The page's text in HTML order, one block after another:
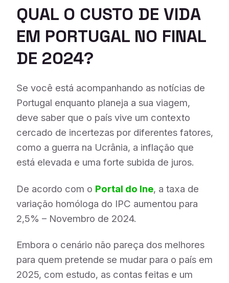
QUAL O CUSTO DE VIDA
EM PORTUGAL NO FINAL
DE 2024?
Se você está acompanhando as notícias de
Portugal enquanto planeja a sua viagem,
deve saber que o país vive um contexto
cercado de incertezas por diferentes fatores,
como a guerra na Ucrânia, a inflação que
está elevada e uma forte subida de juros.
De acordo com o Portal do Ine, a taxa de
variação homóloga do IPC aumentou para
2,5% – Novembro de 2024.
Embora o cenário não pareça dos melhores
para quem pretende se mudar para o país em
2025, com estudo, as contas feitas e um